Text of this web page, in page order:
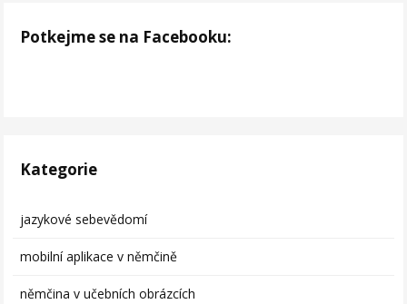
Potkejme se na Facebooku:
Kategorie
jazykové sebevědomí
mobilní aplikace v němčině
němčina v učebních obrázcích